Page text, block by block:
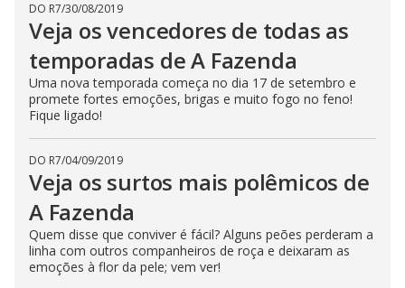
DO R7/30/08/2019
Veja os vencedores de todas as
temporadas de A Fazenda
Uma nova temporada começa no dia 17 de setembro e
promete fortes emoções, brigas e muito fogo no feno!
Fique ligado!
DO R7/04/09/2019
Veja os surtos mais polêmicos de
A Fazenda
Quem disse que conviver é fácil? Alguns peões perderam a
linha com outros companheiros de roça e deixaram as
emoções à flor da pele; vem ver!